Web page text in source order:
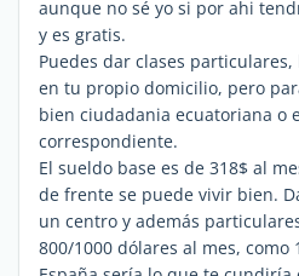
aunque no sé yo si por ahi
y es gratis.
Puedes dar clases
en tu propio domicilio, pero
bien ciudadania ecuatoriana o
correspondiente.
El sueldo base es de 318$ al
de frente se puede vivir bien.
un centro y además
800/1000 dólares al mes, como